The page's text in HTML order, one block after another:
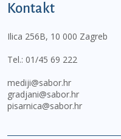
Kontakt
Ilica 256B, 10 000 Zagreb
Tel.: 01/45 69 222
mediji@sabor.hr
gradjani@sabor.hr
pisarnica@sabor.hr